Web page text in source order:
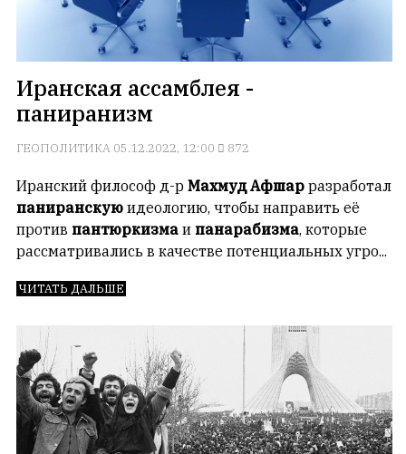
Иранская ассамблея -
паниранизм
ГЕОПОЛИТИКА 05.12.2022, 12:00 872
Иранский философ д-р Махмуд Афшар разработал
паниранскую идеологию, чтобы направить её
против пантюркизма и панарабизма, которые
рассматривались в качестве потенциальных угро...
ЧИТАТЬ ДАЛЬШЕ